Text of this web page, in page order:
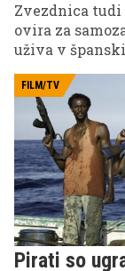
Zvezdnica tudi
ovira za
uživa v
sproščene
FILM/TV
Pirati so